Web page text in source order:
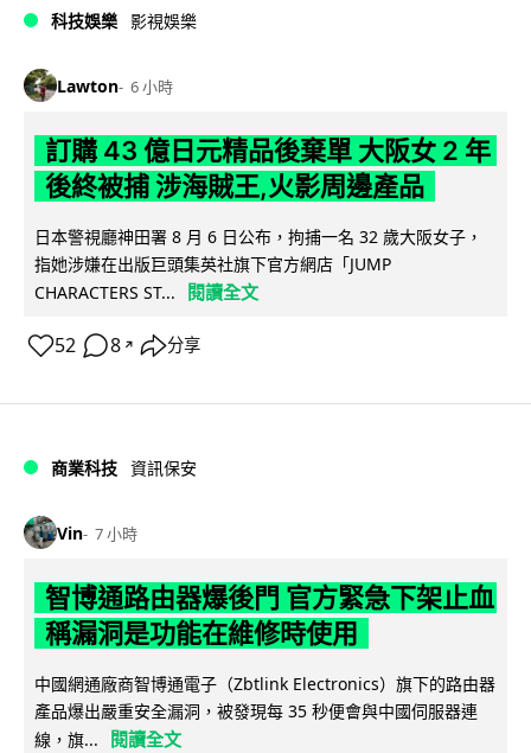
科技娛樂 影視娛樂
Lawton 6 小時
訂購 43 億日元精品後棄單 大阪女 2 年
後終被捕 涉海賊王,火影周邊產品
日本警視廳神田署 8 月 6 日公布，拘捕一名 32 歲大阪女子，
指她涉嫌在出版巨頭集英社旗下官方網店「JUMP
CHARACTERS ST...
閱讀全文
52 8 ↗ 分享
商業科技 資訊保安
Vin 7 小時
智博通路由器爆後門 官方緊急下架止血
稱漏洞是功能在維修時使用
中國網通廠商智博通電子（Zbtlink Electronics）旗下的路由器
產品爆出嚴重安全漏洞，被發現每 35 秒便會與中國伺服器連
線，旗...
閱讀全文